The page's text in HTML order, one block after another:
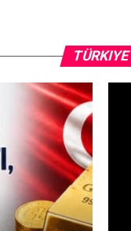
TÜRKIYE